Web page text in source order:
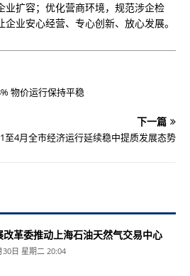
业扩容；优化营商环境，规范涉企检
业安心经营、专心创新、放心发展。
物价运行保持平稳
下一篇
至4月全市经济运行延续稳中提质发展态势
改革委推动上海石油天然气交易中心
30日 星期二 20:04